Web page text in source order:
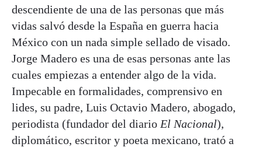
descendiente de una de las personas que más
vidas salvó desde la España en guerra hacia
México con un nada simple sellado de visado.
Jorge Madero es una de esas personas ante las
cuales empiezas a entender algo de la vida.
Impecable en formalidades, comprensivo en
lides, su padre, Luis Octavio Madero, abogado,
periodista (fundador del diario El Nacional),
diplomático, escritor y poeta mexicano, trató a